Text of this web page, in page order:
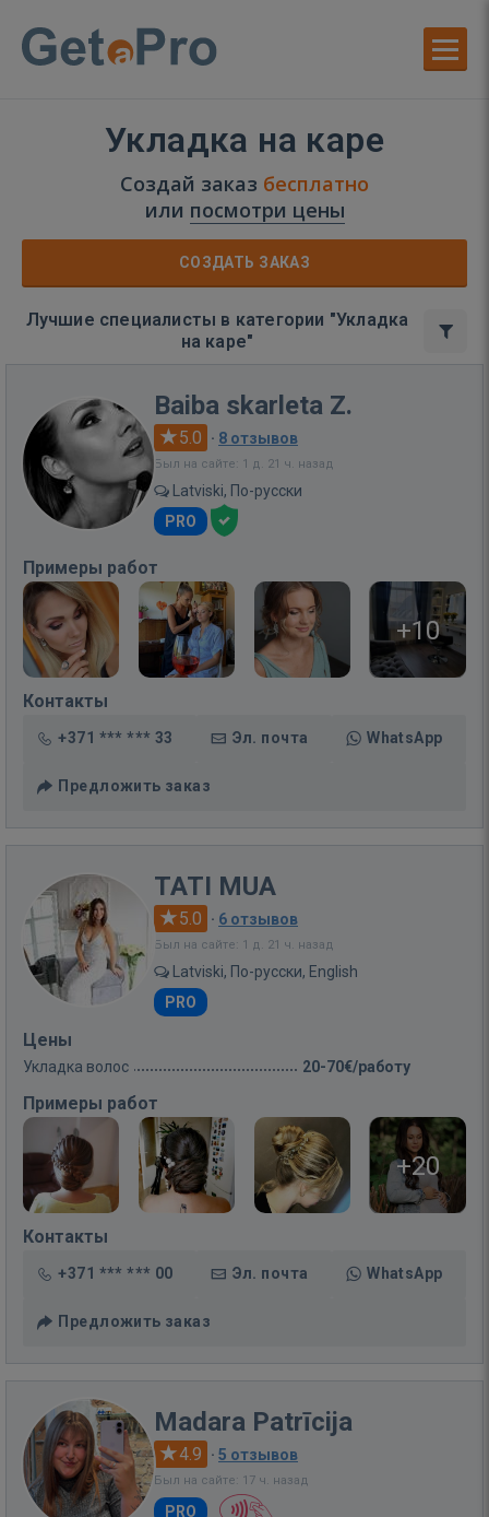
Укладка на каре
Создай заказ бесплатно
или посмотри цены
СОЗДАТЬ ЗАКАЗ
Лучшие специалисты в категории "Укладка
на каре"
Baiba skarleta Z.
5.0 · 8 отзывов
Был на сайте: 1 д. 21 ч. назад
Latviski, По-русски
PRO
Примеры работ
+10
Контакты
+371 *** *** 33 Эл. почта WhatsApp
Предложить заказ
TATI MUA
5.0 · 6 отзывов
Был на сайте: 1 д. 21 ч. назад
Latviski, По-русски, English
PRO
Цены
Укладка волос 20-70€/работу
Примеры работ
+20
Контакты
+371 *** *** 00 Эл. почта WhatsApp
Предложить заказ
Madara Patrīcija
4.9 · 5 отзывов
Был на сайте: 17 ч. назад
PRO